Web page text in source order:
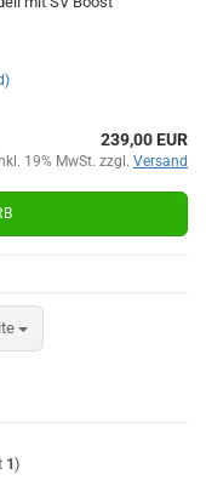
239,00 EUR
19% MwSt. zzgl. Versand
1)